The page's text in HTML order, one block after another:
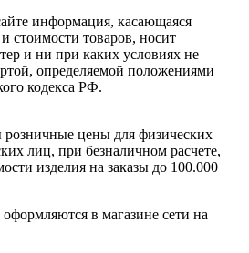
информация, касающаяся
стоимости товаров, носит
и ни при каких условиях не
определяемой положениями
кодекса РФ.
цены для физических
лиц, при безналичном расчете,
изделия на заказы до 100.000
в магазине сети на